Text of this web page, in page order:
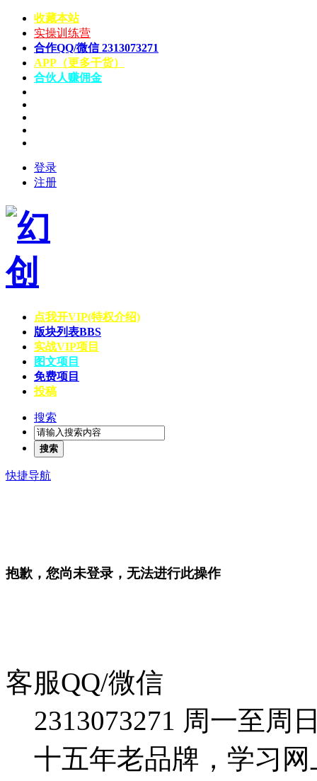
收藏本站
实操训练营
合作QQ/微信 2313073271
APP（更多干货）
合伙人赚佣金
登录
注册
点我开VIP(特权介绍)
版块列表BBS
实战VIP项目
图文项目
免费项目
投稿
搜索
搜索
快捷导航
抱歉，您尚未登录，无法进行此操作
客服QQ/微信
2313073271 周一至周
十五年老品牌，学习